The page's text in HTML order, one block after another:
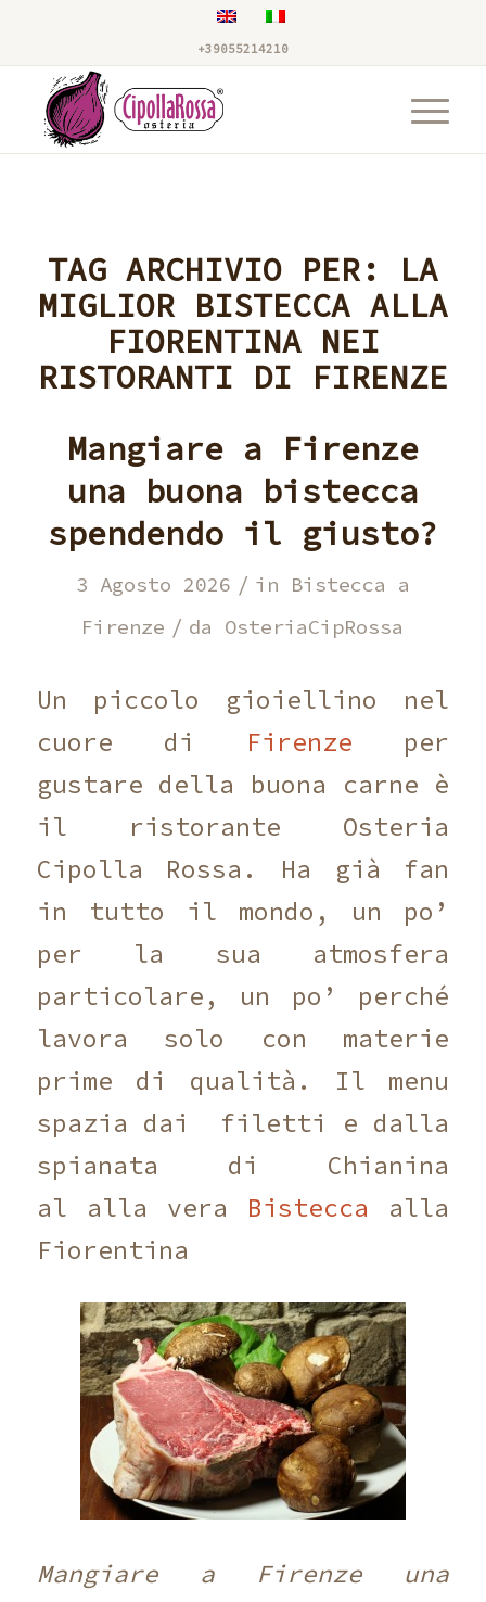
+39055214210
TAG ARCHIVIO PER:
LA
MIGLIOR BISTECCA ALLA
FIORENTINA NEI
RISTORANTI DI FIRENZE
Mangiare a Firenze
una buona bistecca
spendendo il giusto?
3 Agosto 2026 / in Bistecca a
Firenze / da OsteriaCipRossa
Un piccolo gioiellino nel
cuore di
Firenze per
gustare della buona carne è
il ristorante Osteria
Cipolla Rossa. Ha già fan
in tutto il mondo, un po’
per la sua atmosfera
particolare, un po’ perché
lavora solo con materie
prime di qualità. Il menu
spazia dai filetti e dalla
spianata di Chianina
al alla vera Bistecca alla
Fiorentina
Mangiare a Firenze una